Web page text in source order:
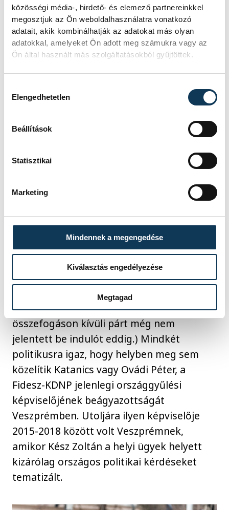
közösségi média-, hirdető- és elemező partnereinkkel
megosztjuk az Ön weboldalhasználatra vonatkozó
adatait, akik kombinálhatják az adatokat más olyan
adatokkal, amelyeket Ön adott meg számukra vagy az
Ön által használt más szolgáltatásokból gyűjtöttek.
Elengedhetetlen
Beállítások
Statisztikai
Marketing
Mindennek a megengedése
Kiválasztás engedélyezése
Megtagad
többek közt portálunknak adott
nyilatkozatábanis kijelentette, nem fog
egyénileg indulni, csak ha elindulhat és
megnyeri az előválasztást.
Kérdés, hogy a szappanopera végére ez az
álláspontja megváltozott-e, amikor is a
kerekedett az ellenzék oldalán, hogy
vádolható Momentum is nyíltan utasította
taktikázását az ellenzék jelöltjeivel
Ha Katanics hű marad ehhez a
kijelentéséhez, akkor jelen állás szerint az
előválasztás győztese, Csonka Balázs vagy
Mesterházy Attila lesz a Fidesz-KDNP
kihívója Veszprémben. (Más, az ellenzéki
összefogáson kívüli párt még nem
jelentett be indulót eddig.) Mindkét
politikusra igaz, hogy helyben meg sem
közelítik Katanics vagy Ovádi Péter, a
Fidesz-KDNP jelenlegi országgyűlési
képviselőjének beágyazottságát
Veszprémben. Utoljára ilyen képviselője
2015-2018 között volt Veszprémnek,
amikor Kész Zoltán a helyi ügyek helyett
kizárólag országos politikai kérdéseket
tematizált.